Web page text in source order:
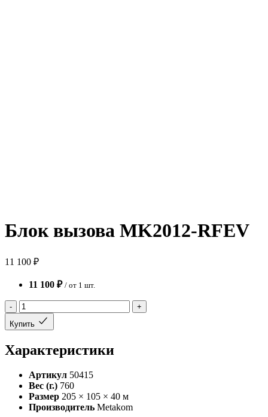
Блок вызова MK2012-RFEV
11 100 ₽
11 100 ₽ / от 1 шт.
-
+
Купить
Характеристики
Артикул 50415
Вес (г.) 760
Размер 205 × 105 × 40 м
Производитель Metakom